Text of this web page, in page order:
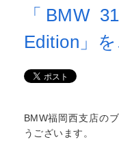
「BMW
Edition」を
BMW福岡西支店の
うございます。